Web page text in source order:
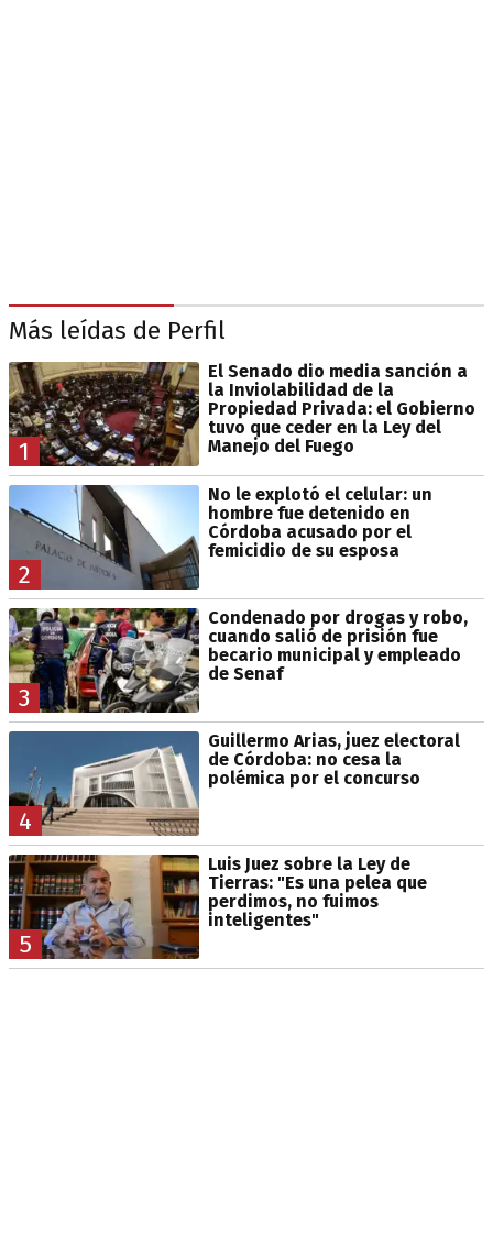
Más leídas de Perfil
1
El Senado dio media sanción a
la Inviolabilidad de la
Propiedad Privada: el Gobierno
tuvo que ceder en la Ley del
Manejo del Fuego
2
No le explotó el celular: un
hombre fue detenido en
Córdoba acusado por el
femicidio de su esposa
3
Condenado por drogas y robo,
cuando salió de prisión fue
becario municipal y empleado
de Senaf
4
Guillermo Arias, juez electoral
de Córdoba: no cesa la
polémica por el concurso
5
Luis Juez sobre la Ley de
Tierras: "Es una pelea que
perdimos, no fuimos
inteligentes"